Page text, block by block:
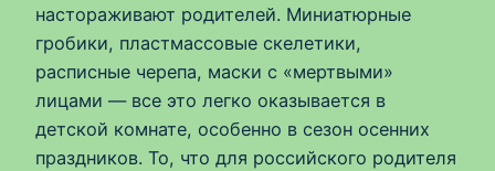
настораживают родителей. Миниатюрные
гробики, пластмассовые скелетики,
расписные черепа, маски с «мертвыми»
лицами — все это легко оказывается в
детской комнате, особенно в сезон осенних
праздников. То, что для российского родителя